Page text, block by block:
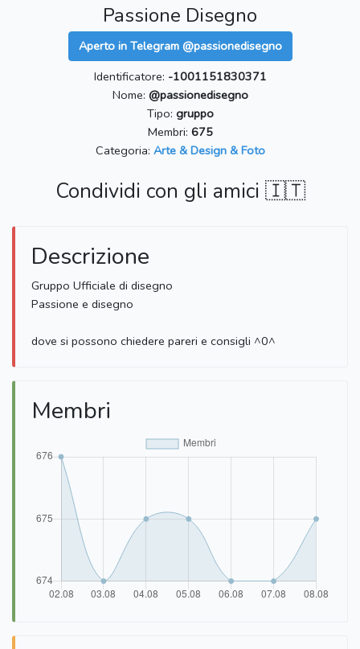
Passione Disegno
Aperto in Telegram @passionedisegno
Identificatore: -1001151830371
Nome: @passionedisegno
Tipo: gruppo
Membri: 675
Categoria: Arte & Design & Foto
Condividi con gli amici 🇮🇹
Descrizione
Gruppo Ufficiale di disegno
Passione e disegno
dove si possono chiedere pareri e consigli ^0^
Membri